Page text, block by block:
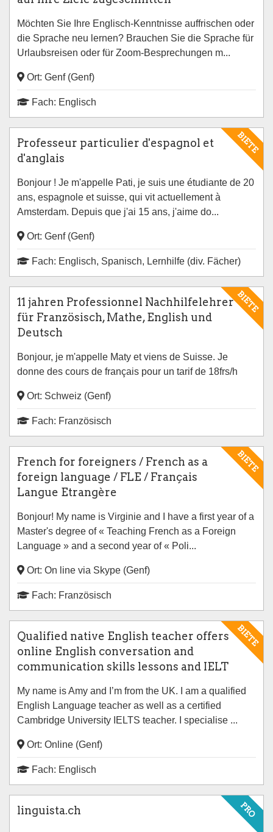
Möchten Sie Ihre Englisch-Kenntnisse auffrischen oder
die Sprache neu lernen? Brauchen Sie die Sprache für
Urlaubsreisen oder für Zoom-Besprechungen m...
Ort: Genf (Genf)
Fach: Englisch
BIETE
Professeur particulier d'espagnol et
d'anglais
Bonjour ! Je m'appelle Pati, je suis une étudiante de 20
ans, espagnole et suisse, qui vit actuellement à
Amsterdam. Depuis que j'ai 15 ans, j'aime do...
Ort: Genf (Genf)
Fach: Englisch, Spanisch, Lernhilfe (div. Fächer)
BIETE
11 jahren Professionnel Nachhilfelehrer
für Französisch, Mathe, English und
Deutsch
Bonjour, je m'appelle Maty et viens de Suisse. Je
donne des cours de français pour un tarif de 18frs/h
Ort: Schweiz (Genf)
Fach: Französisch
BIETE
French for foreigners / French as a
foreign language / FLE / Français
Langue Etrangère
Bonjour! My name is Virginie and I have a first year of a
Master's degree of « Teaching French as a Foreign
Language » and a second year of « Poli...
Ort: On line via Skype (Genf)
Fach: Französisch
BIETE
Qualified native English teacher offers
online English conversation and
communication skills lessons and IELT
My name is Amy and I’m from the UK. I am a qualified
English Language teacher as well as a certified
Cambridge University IELTS teacher. I specialise ...
Ort: Online (Genf)
Fach: Englisch
PRO
linguista.ch